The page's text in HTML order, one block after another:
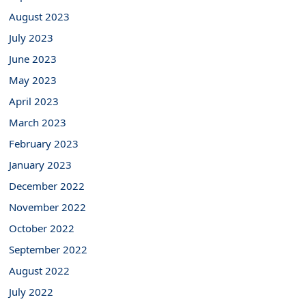
August 2023
July 2023
June 2023
May 2023
April 2023
March 2023
February 2023
January 2023
December 2022
November 2022
October 2022
September 2022
August 2022
July 2022